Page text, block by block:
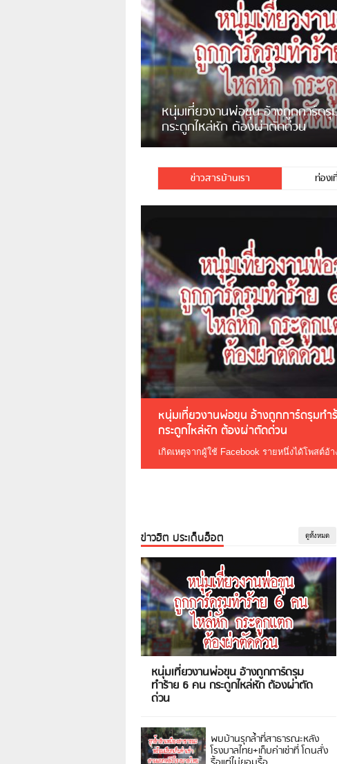
ชาวเน็ตสวดยับ! พบพม่าเร่ข
พอไม่ซื้อเดินตาม
มีชาวเน็ตรายหนึ่งซึ่งแจ้งว่าตนเองไม่ใช่
ข่าวสารบ้านเรา ท่องเ
หนุ่มเที่ยวงานพ่อขุน อ้างถูกการ์ดรุมทำ
กระดูกไหล่หัก ต้องผ่าตัดด่วน
เกิดเหตุจากผู้ใช้ Facebook รายหนึ่งได้โพสต์อ้
ข่าวฮิต ประเด็นฮ็อต ดูทั้งหมด
หนุ่มเที่ยวงานพ่อขุน อ้างถูกการ์ดรุม
ทำร้าย 6 คน กระดูกไหล่หัก ต้องผ่าตัด
ด่วน
พบบ้านรุกล้ำที่สาธารณะหลัง
โรงบาลไทย+เก็บค่าเช่าที่ โดนสั่ง